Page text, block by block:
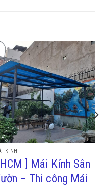
KÍNH
[ HCM ] Mái Kính Sân
– Thi công Mái